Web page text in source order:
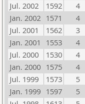
Jul. 2002
1592 4
Jan. 2002 1571 4
Jul. 2001
1562 3
Jan. 2001
1553 4
Jul. 2000
1530 4
Jan. 2000 1575 4
Jul. 1999
1573 5
Jan. 1999 1597 5